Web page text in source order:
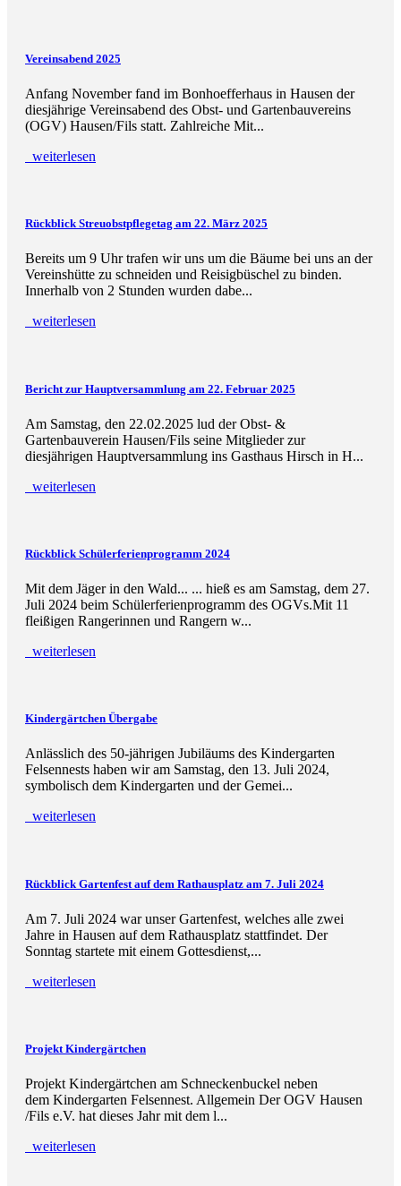
Vereinsabend 2025
Anfang November fand im Bonhoefferhaus in Hausen der
diesjährige Vereinsabend des Obst- und Gartenbauvereins
(OGV) Hausen/Fils statt. Zahlreiche Mit...
weiterlesen
Rückblick Streuobstpflegetag am 22. März 2025
Bereits um 9 Uhr trafen wir uns um die Bäume bei uns an der
Vereinshütte zu schneiden und Reisigbüschel zu binden.
Innerhalb von 2 Stunden wurden dabe...
weiterlesen
Bericht zur Hauptversammlung am 22. Februar 2025
Am Samstag, den 22.02.2025 lud der Obst- &
Gartenbauverein Hausen/Fils seine Mitglieder zur
diesjährigen Hauptversammlung ins Gasthaus Hirsch in H...
weiterlesen
Rückblick Schüler­ferienprogramm 2024
Mit dem Jäger in den Wald... ... hieß es am Samstag, dem 27.
Juli 2024 beim Schülerferienprogramm des OGVs.Mit 11
fleißigen Rangerinnen und Rangern w...
weiterlesen
Kindergärtchen Übergabe
Anlässlich des 50-jährigen Jubiläums des Kindergarten
Felsennests haben wir am Samstag, den 13. Juli 2024,
symbolisch dem Kindergarten und der Gemei...
weiterlesen
Rückblick Gartenfest auf dem Rathausplatz am 7. Juli 2024
Am 7. Juli 2024 war unser Gartenfest, welches alle zwei
Jahre in Hausen auf dem Rathausplatz stattfindet. Der
Sonntag startete mit einem Gottesdienst,...
weiterlesen
Projekt Kindergärtchen
Projekt Kindergärtchen am Schneckenbuckel neben
dem Kindergarten Felsennest. Allgemein Der OGV Hausen
/Fils e.V. hat dieses Jahr mit dem l...
weiterlesen